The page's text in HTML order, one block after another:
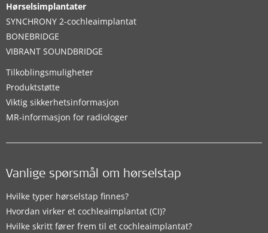
Hørselsimplantater
SYNCHRONY 2-cochleaimplantat
BONEBRIDGE
VIBRANT SOUNDBRIDGE
Tilkoblingsmuligheter
Produktstøtte
Viktig sikkerhetsinformasjon
MR-informasjon for radiologer
Vanlige spørsmål om hørselstap
Hvilke typer hørselstap finnes?
Hvordan virker et cochleaimplantat (CI)?
Hvilke skritt fører frem til et cochleaimplantat?